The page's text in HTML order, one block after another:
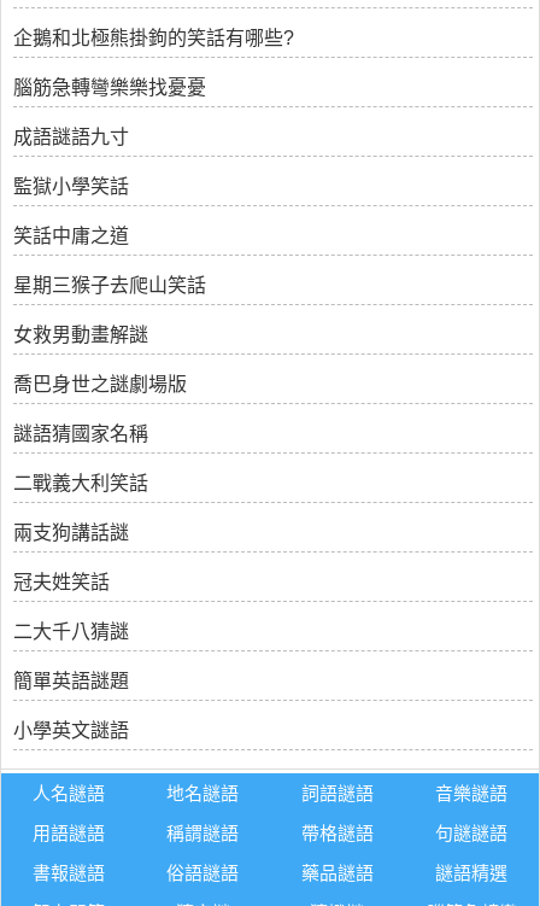
企鵝和北極熊掛鉤的笑話有哪些?
腦筋急轉彎樂樂找憂憂
成語謎語九寸
監獄小學笑話
笑話中庸之道
星期三猴子去爬山笑話
女救男動畫解謎
喬巴身世之謎劇場版
謎語猜國家名稱
二戰義大利笑話
兩支狗講話謎
冠夫姓笑話
二大千八猜謎
簡單英語謎題
小學英文謎語
人名謎語 地名謎語 詞語謎語
音樂謎語
用語謎語
稱謂謎語 帶格謎語
句謎謎語
書報謎語
俗語謎語 藥品謎語
謎語精選